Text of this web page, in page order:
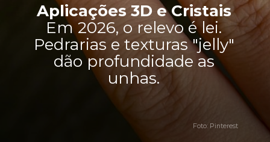
Aplicações 3D e Cristais
Em 2026, o relevo é lei.
Pedrarias e texturas "jelly"
dão profundidade as
unhas.
Foto: Pinterest